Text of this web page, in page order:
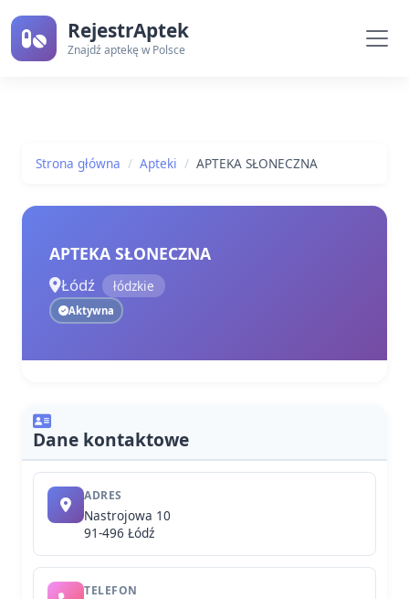
RejestrAptek
Znajdź aptekę w Polsce
Strona główna Apteki APTEKA SŁONECZNA
APTEKA SŁONECZNA
Łódź łódzkie
Aktywna
Dane kontaktowe
ADRES
Nastrojowa 10
91-496 Łódź
TELEFON